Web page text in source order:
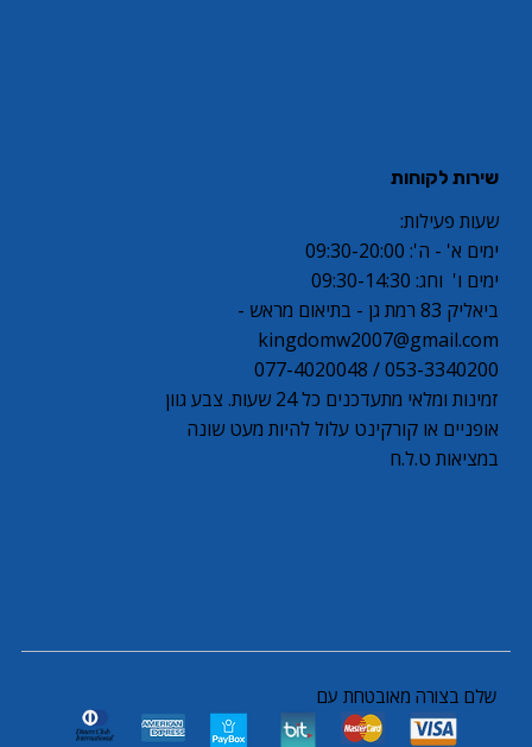
שירות לקוחות
שעות פעילות:
ימים א' - ה': 09:30-20:00
ימים ו' וחג: 09:30-14:30
ביאליק 83 רמת גן - בתיאום מראש -
kingdomw2007@gmail.com
053-3340200 / 077-4020048
זמינות ומלאי מתעדכנים כל 24 שעות. צבע גוון
אופניים או קורקינט עלול להיות מעט שונה
במציאות ט.ל.ח
שלם בצורה מאובטחת עם